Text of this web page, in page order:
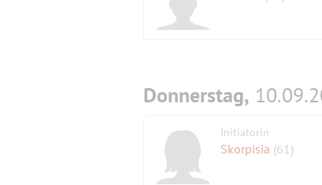
Donnerstag,
Initiatorin
Skorpisia (61)